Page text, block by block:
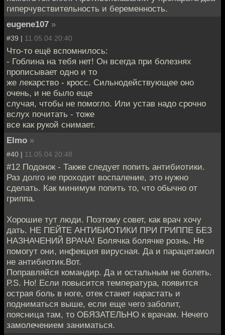
гиперчувствительность и беременность.
eugene107 »
#39 | 11.05.04 20:40
Что-то ещё вспомнилось:
- Гоблина на тебя нет! Он всегда при болезнях
прописывает одно и то
же лекарство - кросс. Сильнодействующее оно
очень, и не было еще
случая, чтобы не помогло. Или устав надо срочно
вслух почитать - тоже
все как рукой снимает.
Elmo »
#40 | 11.05.04 20:48
#12 Подонок - Также следует попить антибиотики.
Раз долго не проходит воспаление, это нужно
сделать. Как минимум попить то, что обычно от
гриппа.
Хорошие тут люди. Поэтому совет, как врач хочу
дать. НЕ ПЕЙТЕ АНТИБИОТИКИ ПРИ ГРИППЕ БЕЗ
НАЗНАЧЕНИЙ ВРАЧА! Болячка болячке рознь. Не
помогут они, инфекция вирусная. Да и парацетамол
не антибиотик.Вот.
Поправляйся командир. Да и остальным не болеть.
Р.S. Но! Если повысится температура, появится
острая боль в ноге, отек станет нарастать и
подниматься выше, если еще чего заболит,
поясница там, то ОБЯЗАТЕЛЬНО к врачам. Нечего
замолечением заниматься.